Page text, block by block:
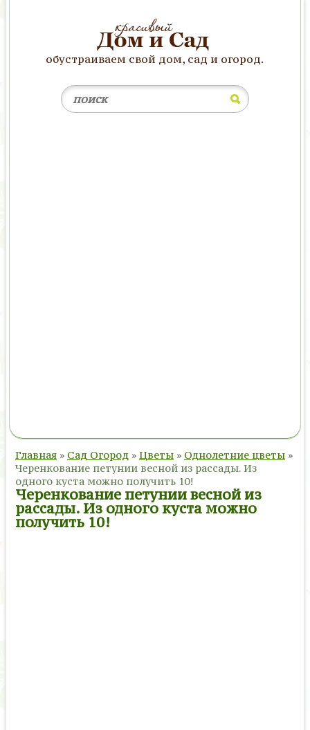
обустраиваем свой дом, сад и огород.
Главная » Сад Огород » Цветы » Однолетние цветы »
Черенкование петунии весной из рассады. Из
одного куста можно получить 10!
Черенкование петунии весной из
рассады. Из одного куста можно
получить 10!